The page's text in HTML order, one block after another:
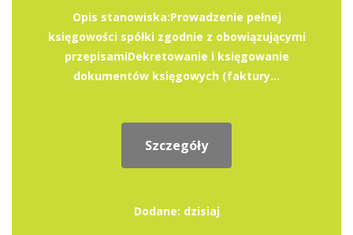
Opis stanowiska:Prowadzenie pełnej
księgowości spółki zgodnie z obowiązującymi
przepisamiDekretowanie i księgowanie
dokumentów księgowych (faktury...
Szczegóły
Dodane: dzisiaj